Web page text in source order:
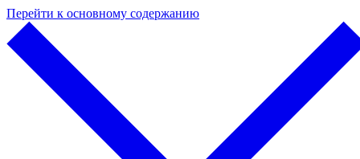
Перейти к основному содержанию